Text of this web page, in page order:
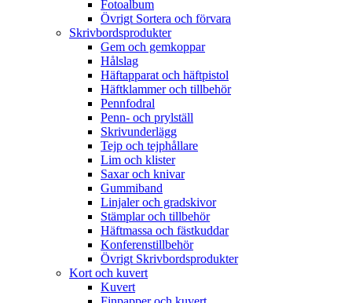
Fotoalbum
Övrigt Sortera och förvara
Skrivbordsprodukter
Gem och gemkoppar
Hålslag
Häftapparat och häftpistol
Häftklammer och tillbehör
Pennfodral
Penn- och prylställ
Skrivunderlägg
Tejp och tejphållare
Lim och klister
Saxar och knivar
Gummiband
Linjaler och gradskivor
Stämplar och tillbehör
Häftmassa och fästkuddar
Konferenstillbehör
Övrigt Skrivbordsprodukter
Kort och kuvert
Kuvert